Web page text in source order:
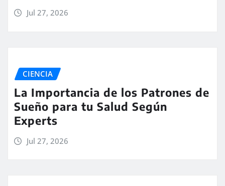
Jul 27, 2026
CIENCIA
La Importancia de los Patrones de
Sueño para tu Salud Según
Experts
Jul 27, 2026